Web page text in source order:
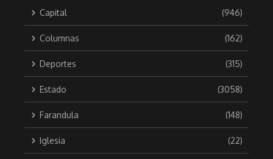
Capital (946)
Columnas (162)
Deportes (315)
Estado (3058)
Farandula (148)
Iglesia (22)